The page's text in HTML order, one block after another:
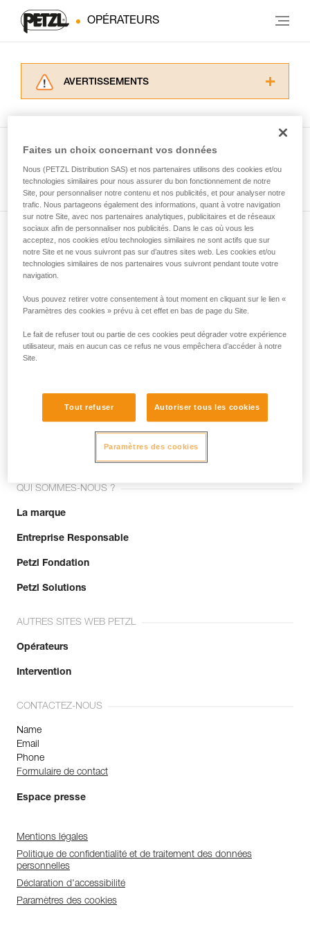
OPÉRATEURS
AVERTISSEMENTS
informations de la notice technique pour
d’informations.
Maîtriser ces techniques nécessite une
formation et un entraînement spécifique. Validez
avec un professionnel votre capacité à refaire
la manipulation, seul, en toute sécurité, avant
de la reproduire en autonomie.
Nous donnons des exemples de techniques
Voir tous les conseils
Abonnez-vous à la newsletter
et restez connecté à notre actualité
Email *
Rejoignez la communauté !
QUI SOMMES-NOUS ?
La marque
Entreprise Responsable
Petzl Fondation
Petzl Solutions
AUTRES SITES WEB PETZL
Opérateurs
Intervention
CONTACTEZ-NOUS
Name
Email
Phone
Formulaire de contact
Espace presse
Mentions légales
Politique de confidentialité et de traitement des données
personnelles
Déclaration d'accessibilité
Paramètres des cookies
Faites un choix concernant vos données
Nous (PETZL Distribution SAS) et nos partenaires utilisons des cookies et/ou
technologies similaires pour nous assurer du bon fonctionnement de notre
Site, pour personnaliser notre contenu et nos publicités, et pour analyser notre
trafic. Nous partageons également des informations, quant à votre navigation
sur notre Site, avec nos partenaires analytiques, publicitaires et de réseaux
sociaux afin de personnaliser nos publicités. Dans le cas où vous les
acceptez, nos cookies et/ou technologies similaires ne sont actifs que sur
notre Site et ne vous suivront pas sur d’autres sites web. Les cookies et/ou
technologies similaires de nos partenaires vous suivront pendant toute votre
navigation.
Vous pouvez retirer votre consentement à tout moment en cliquant sur le lien «
Paramètres des cookies » prévu à cet effet en bas de page du Site.
Le fait de refuser tout ou partie de ces cookies peut dégrader votre expérience
utilisateur, mais en aucun cas ce refus ne vous empêchera d’accéder à notre
Site.
Tout refuser Autoriser tous les cookies
Paramètres des cookies